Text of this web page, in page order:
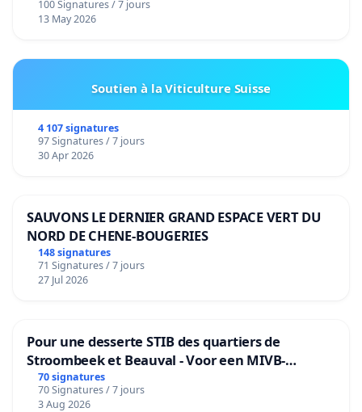
100 Signatures / 7 jours
13 May 2026
Soutien à la Viticulture Suisse
4 107 signatures
97 Signatures / 7 jours
30 Apr 2026
SAUVONS LE DERNIER GRAND ESPACE VERT DU
NORD DE CHENE-BOUGERIES
148 signatures
71 Signatures / 7 jours
27 Jul 2026
Pour une desserte STIB des quartiers de
Stroombeek et Beauval - Voor een MIVB-
bediening van de wijken Strombeek en Het
Voor
70 signatures
70 Signatures / 7 jours
3 Aug 2026